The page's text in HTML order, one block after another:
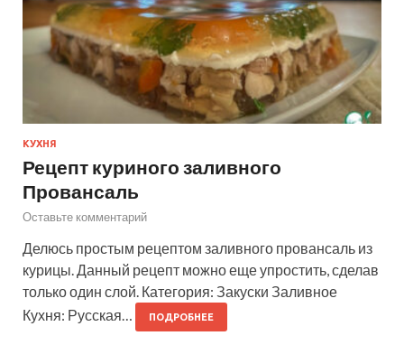
КУХНЯ
Рецепт куриного заливного
Провансаль
Оставьте комментарий
Делюсь простым рецептом заливного провансаль из
курицы. Данный рецепт можно еще упростить, сделав
только один слой. Категория: Закуски Заливное
Кухня: Русская…
ПОДРОБНЕЕ